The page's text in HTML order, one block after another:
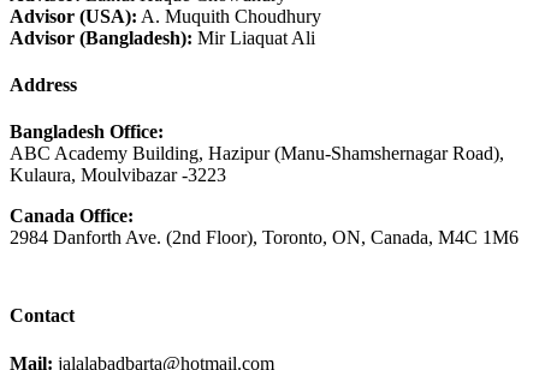
Advisor (USA): A. Muquith Choudhury
Advisor (Bangladesh): Mir Liaquat Ali
Address
Bangladesh Office:
ABC Academy Building, Hazipur (Manu-Shamshernagar Road),
Kulaura, Moulvibazar -3223
Canada Office:
2984 Danforth Ave. (2nd Floor), Toronto, ON, Canada, M4C 1M6
Contact
Mail: jalalabadbarta@hotmail.com